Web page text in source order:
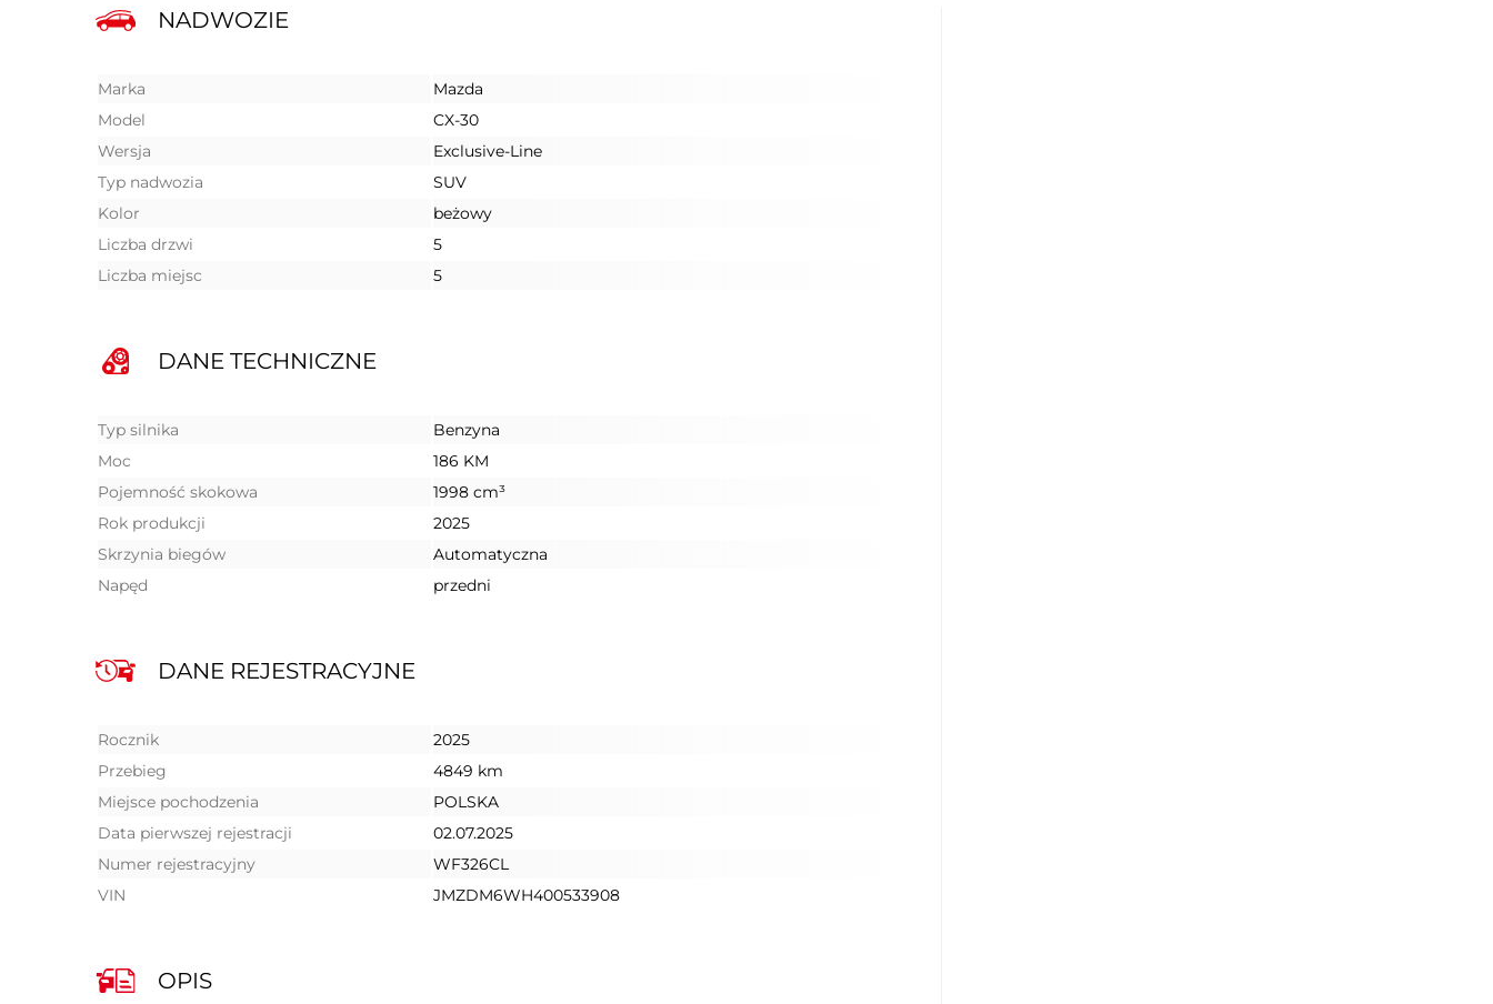
NADWOZIE
Marka
Mazda
Model
CX-30
Wersja
Exclusive-Line
Typ nadwozia
SUV
Kolor
beżowy
Liczba drzwi
5
Liczba miejsc
5
DANE TECHNICZNE
Typ silnika
Benzyna
Moc
186 KM
Pojemność skokowa
1998 cm³
Rok produkcji
2025
Skrzynia biegów
Automatyczna
Napęd
przedni
DANE REJESTRACYJNE
Rocznik
2025
Przebieg
4849 km
Miejsce pochodzenia
POLSKA
Data pierwszej rejestracji
02.07.2025
Numer rejestracyjny
WF326CL
VIN
JMZDM6WH400533908
OPIS